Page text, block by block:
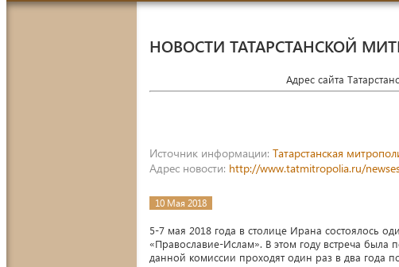
НОВОСТИ ТАТАРСТАНСКОЙ
Адрес сайта
Источник информации: Татарстанская
Адрес новости: http://www.tatmitropolia.ru/
10 Мая 2018
5-7 мая 2018 года в столице Ирана состоялось
«Православие-Ислам». В этом году встреча
данной комиссии проходят один раз в два года